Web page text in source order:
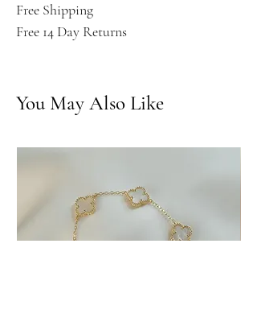
Free Shipping
Free 14 Day Returns
You May Also Like